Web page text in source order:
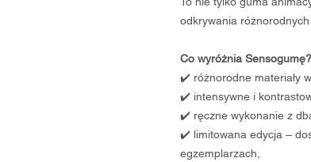
odkrywania różnorodnych
Co wyróżnia Sensogumę?
✔️ różnorodne materiały
✔️ intensywne i
✔️ ręczne wykonanie z
✔️ limitowana edycja –
egzemplarzach,